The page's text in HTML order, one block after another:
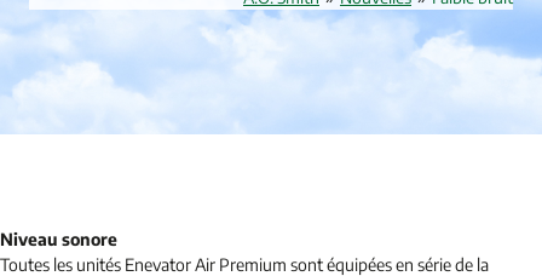
Niveau sonore
Toutes les unités Enevator Air Premium sont équipées en série de la